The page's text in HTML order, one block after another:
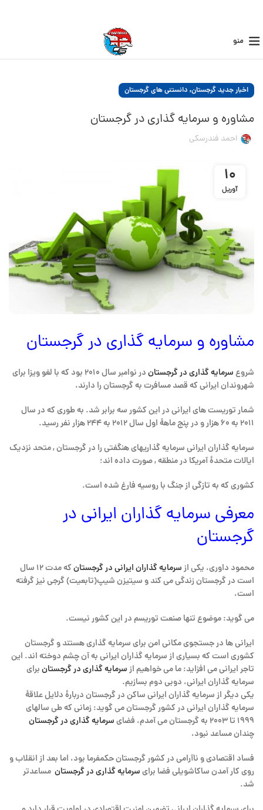
منو
اخبار جدید گرجستان, دانستنی های گرجستان
مشاوره و سرمایه گذاری در گرجستان
احمد فندرسکی
10
آوریل
مشاوره و سرمایه گذاری در گرجستان
شروعسرمایه گذاری در گرجستان
در نوامبر سال ۲۰۱۰ بود که با لغو ویزا برای
شهروندان ایرانی که قصد مسافرت به گرجستان را دارند،
شمار توریست های ایرانی در این کشور سه برابر شد. به طوری که در سال
۲۰۱۱ به ۶۰ هزار و در پنج ماهۀ اول سال ۲۰۱۲ به ۲۴۴ هزار نفر رسید.
سرمایه گذاران ایرانیسرمایه گذاریهای هنگفتی را در گرجستان , متحد نزدیک
ایالات متحدۀ آمریکا در منطقه , صورت داده اند؛
کشوری که به تازگی از جنگ با روسیه فارغ شده است.
معرفی سرمایه گذاران ایرانی در
گرجستان
محمود داوری، یکی ازسرمایه گذاران ایرانی در گرجستان
که مدت ۱۲ سال
است در گرجستان زندگی می کند و سیتیزن شیپ(تابعیت) گرجی نیز گرفته
است،
می گوید: موضوع تنها صنعت توریسم در این کشور نیست.
ایرانی ها در جستجوی مکانی امن برای سرمایه گذاری هستند و گرجستان
کشوری است که بسیاری از سرمایه گذاران ایرانی به آن چشم دوخته اند. این
تاجر ایرانی می افزاید: ما می خواهیم ازسرمایه گذاری در گرجستانبرای
سرمایه گذاران ایرانی، دوبی دوم بسازیم.
یکی دیگر از سرمایه گذاران ایرانی ساکن در گرجستان دربارۀ دلایل علاقۀ
سرمایه گذاران ایرانی در کشور گرجستان می گوید: زمانی که طی سالهای
۱۹۹۹ تا ۲۰۰۳ به گرجستان می آمدم، فضای
سرمایه گذاری در گرجستان
چندان مساعد نبود،
فساد اقتصادی و ناآرامی در کشور گرجستان حکمفرما بود، اما بعد از انقلاب و
روی کار آمدن ساکاشویلی فضا برایسرمایه گذاری در گرجستان مساعدتر
شد.